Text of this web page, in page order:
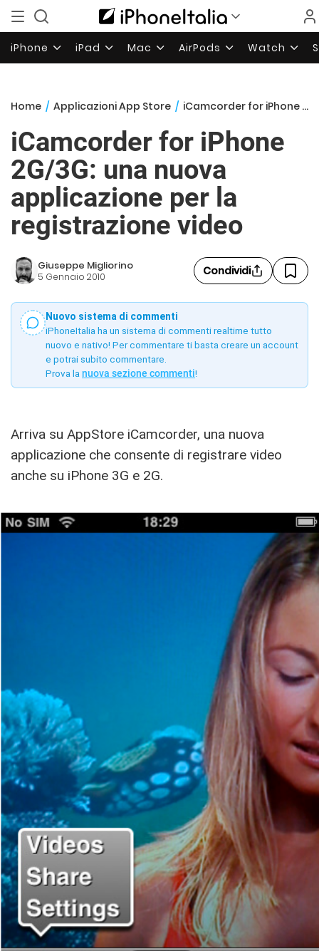
iPhone iPad Mac AirPods Watch
Home / Applicazioni App Store / iCamcorder for iPhone 2G/3G: una nuova applicazione per la registrazione video
iCamcorder for iPhone
2G/3G: una nuova
applicazione per la
registrazione video
Giuseppe Migliorino
5 Gennaio 2010 Condividi
Nuovo sistema di commenti
iPhoneItalia ha un sistema di commenti realtime tutto
nuovo e nativo! Per commentare ti basta creare un account
e potrai subito commentare.
Prova la nuova sezione commenti!
Arriva su AppStore iCamcorder, una nuova
applicazione che consente di registrare video
anche su iPhone 3G e 2G.